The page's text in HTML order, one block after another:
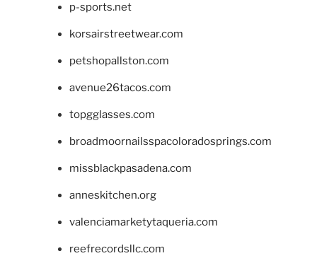
p-sports.net
korsairstreetwear.com
petshopallston.com
avenue26tacos.com
topgglasses.com
broadmoornailsspacoloradosprings.com
missblackpasadena.com
anneskitchen.org
valenciamarketytaqueria.com
reefrecordsllc.com